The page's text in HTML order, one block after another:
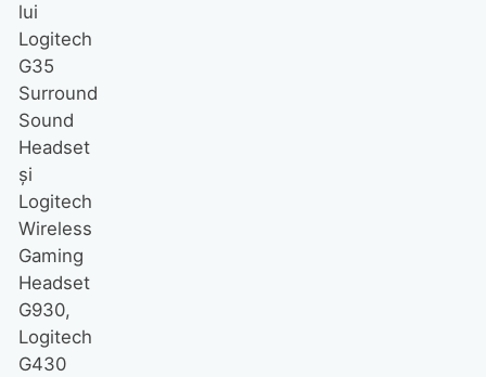
lui
Logitech
G35
Surround
Sound
Headset
şi
Logitech
Wireless
Gaming
Headset
G930,
Logitech
G430